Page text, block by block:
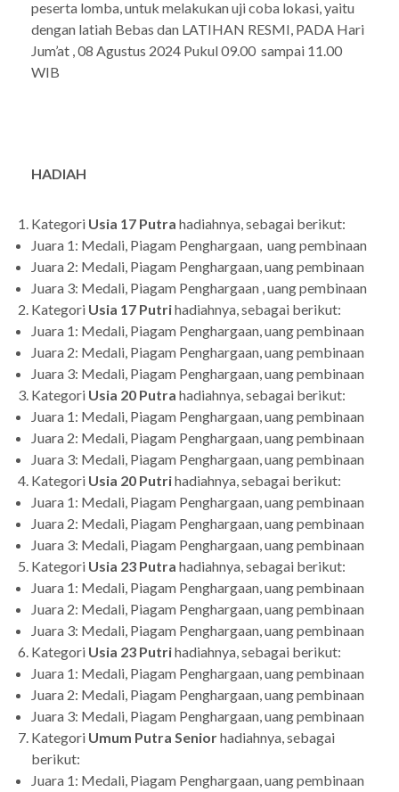
peserta lomba, untuk melakukan uji coba lokasi, yaitu
dengan latiah Bebas dan LATIHAN RESMI, PADA Hari
Jum’at , 08 Agustus 2024 Pukul 09.00 sampai 11.00
WIB
HADIAH
Kategori Usia 17 Putra hadiahnya, sebagai berikut:
Juara 1: Medali, Piagam Penghargaan, uang pembinaan
Juara 2: Medali, Piagam Penghargaan, uang pembinaan
Juara 3: Medali, Piagam Penghargaan , uang pembinaan
Kategori Usia 17 Putrihadiahnya, sebagai berikut:
Juara 1: Medali, Piagam Penghargaan, uang pembinaan
Juara 2: Medali, Piagam Penghargaan, uang pembinaan
Juara 3: Medali, Piagam Penghargaan, uang pembinaan
Kategori Usia 20 Putra hadiahnya, sebagai berikut:
Juara 1: Medali, Piagam Penghargaan, uang pembinaan
Juara 2: Medali, Piagam Penghargaan, uang pembinaan
Juara 3: Medali, Piagam Penghargaan, uang pembinaan
Kategori Usia 20 Putrihadiahnya, sebagai berikut:
Juara 1: Medali, Piagam Penghargaan, uang pembinaan
Juara 2: Medali, Piagam Penghargaan, uang pembinaan
Juara 3: Medali, Piagam Penghargaan, uang pembinaan
Kategori Usia 23 Putra hadiahnya, sebagai berikut:
Juara 1: Medali, Piagam Penghargaan, uang pembinaan
Juara 2: Medali, Piagam Penghargaan, uang pembinaan
Juara 3: Medali, Piagam Penghargaan, uang pembinaan
Kategori Usia 23 Putrihadiahnya, sebagai berikut:
Juara 1: Medali, Piagam Penghargaan, uang pembinaan
Juara 2: Medali, Piagam Penghargaan, uang pembinaan
Juara 3: Medali, Piagam Penghargaan, uang pembinaan
Kategori Umum Putra Seniorhadiahnya, sebagai
berikut:
Juara 1: Medali, Piagam Penghargaan, uang pembinaan